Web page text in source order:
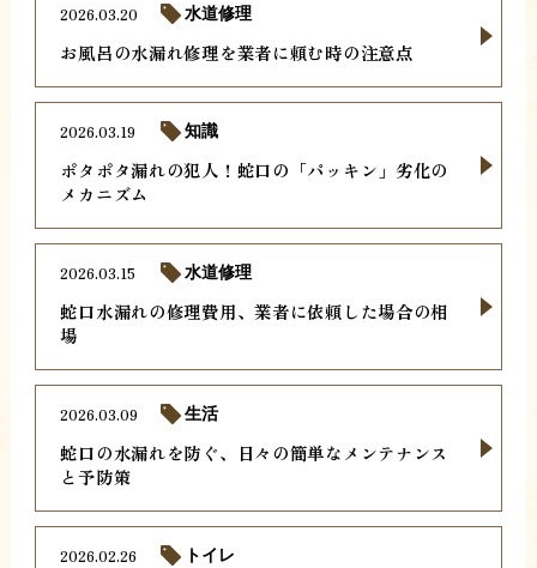
お風呂の水漏れ修理を業者に頼む時の注意点
2026.03.20 水道修理
ポタポタ漏れの犯人！蛇口の「パッキン」劣化の
メカニズム
2026.03.19 知識
蛇口水漏れの修理費用、業者に依頼した場合の相
場
2026.03.15 水道修理
蛇口の水漏れを防ぐ、日々の簡単なメンテナンス
と予防策
2026.03.09 生活
2026.02.26 トイレ